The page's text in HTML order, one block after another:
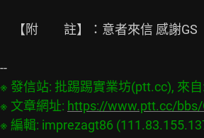
【附　　註】：意者來信 感謝GS
※ 發信站: 批踢踢實業坊(ptt.cc), 來
※ 文章網址: https://www.ptt.cc/